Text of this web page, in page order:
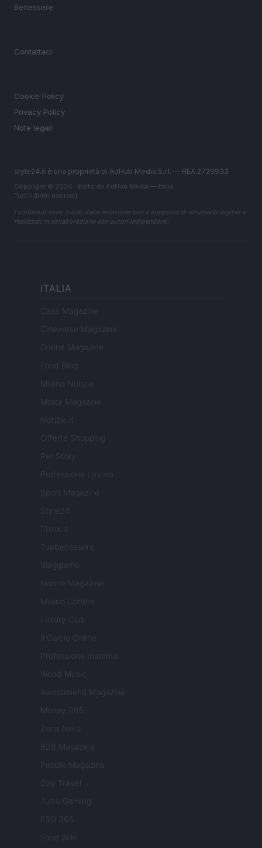
Benessere
Contattaci
Cookie Policy
Privacy Policy
Note legali
style24.it è una proprietà di AdHub Media S.r.l. — REA 2729933
Copyright © 2026 · Edito da AdHub Media — Italia
Tutti i diritti riservati
I contenuti sono curati dalla redazione con il supporto di strumenti digitali e
realizzati in collaborazione con autori indipendenti.
ITALIA
Casa Magazine
Cineverse Magazine
Donne Magazine
Food Blog
Milano Notizie
Motor Magazine
Notizie.it
Offerte Shopping
Pet Story
Professione Lavoro
Sport Magazine
Style24
Think.it
Tuobenessere
Viaggiamo
Nonne Magazine
Milano Cortina
Luxury Club
Il Calcio Online
Professione mamma
World Music
Investimenti Magazine
Money 365
Zona Nerd
B2B Magazine
People Magazine
Day Travel
Tutto Gaming
ESG 365
Food Wiki